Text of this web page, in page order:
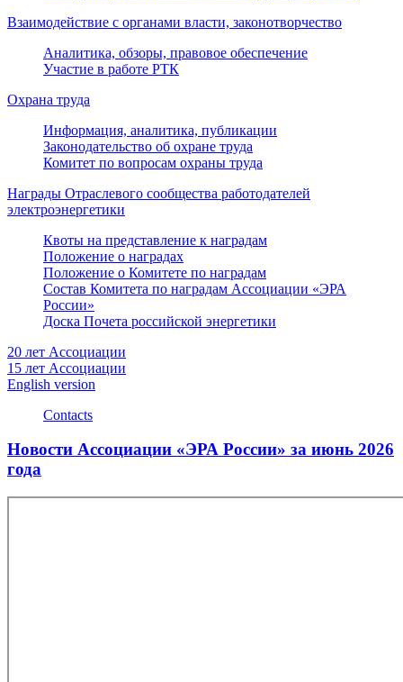
Взаимодействие с органами власти, законотворчество
Аналитика, обзоры, правовое обеспечение
Участие в работе РТК
Охрана труда
Информация, аналитика, публикации
Законодательство об охране труда
Комитет по вопросам охраны труда
Награды Отраслевого сообщества работодателей
электроэнергетики
Квоты на представление к наградам
Положение о наградах
Положение о Комитете по наградам
Состав Комитета по наградам Ассоциации «ЭРА
России»
Доска Почета российской энергетики
20 лет Ассоциации
15 лет Ассоциации
English version
Contacts
Новости Ассоциации «ЭРА России» за июнь 2026
года